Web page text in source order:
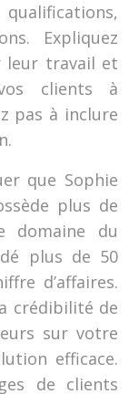
Expliquez
leur travail et
clients à
pas à inclure
que Sophie
plus de
domaine du
plus de 50
d’affaires.
crédibilité de
sur votre
efficace.
de clients